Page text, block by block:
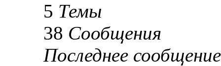
5 Темы
38 Сообщения
Последнее сообщение